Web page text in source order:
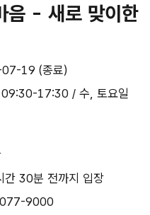
음 - 새로 맞이한
19 (종료)
17:30 / 수, 토요일
간 30분 전까지 입장
9000